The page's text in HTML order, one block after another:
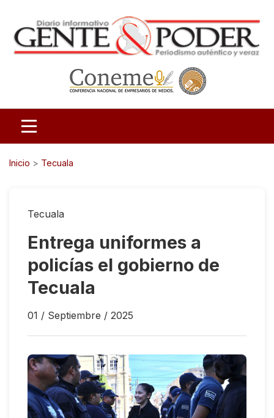
Inicio > Tecuala
Tecuala
Entrega uniformes a
policías el gobierno de
Tecuala
01 / Septiembre / 2025